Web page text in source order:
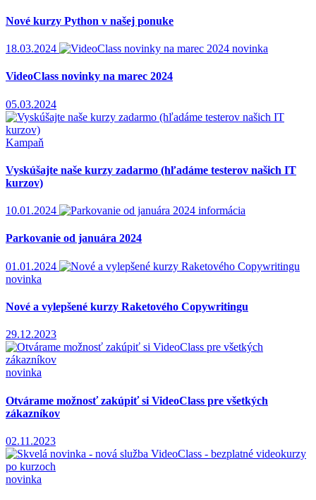
Nové kurzy Python v našej ponuke
18.03.2024 novinka
VideoClass novinky na marec 2024
05.03.2024
Kampaň
Vyskúšajte naše kurzy zadarmo (hľadáme testerov našich IT
kurzov)
10.01.2024 informácia
Parkovanie od januára 2024
01.01.2024
novinka
Nové a vylepšené kurzy Raketového Copywritingu
29.12.2023
novinka
Otvárame možnosť zakúpiť si VideoClass pre všetkých
zákazníkov
02.11.2023
novinka